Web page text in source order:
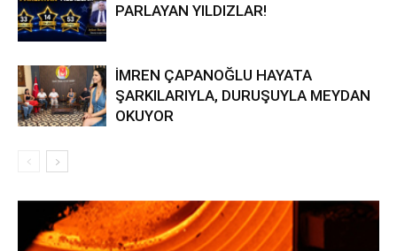
PARLAYAN YILDIZLAR!
İMREN ÇAPANOĞLU HAYATA
ŞARKILARIYLA, DURUŞUYLA MEYDAN
OKUYOR